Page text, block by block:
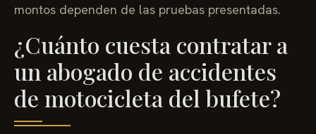
montos dependen de las pruebas presentadas.
¿Cuánto cuesta contratar a
un abogado de accidentes
de motocicleta del bufete?